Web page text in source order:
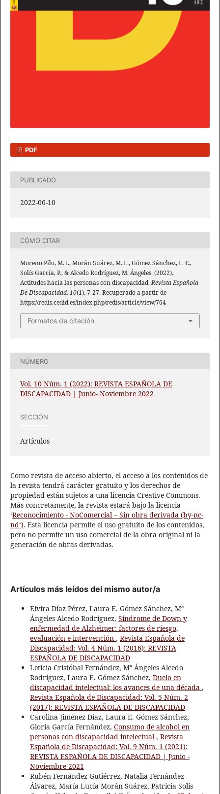
PDF
PUBLICADO
2022-06-10
CÓMO CITAR
Moreno Pilo, M. I., Morán Suárez, M. L., Gómez Sánchez, L. E.,
Solís García, P., & Alcedo Rodríguez, M. Ángeles. (2022).
Actitudes hacia las personas con discapacidad.Revista Española
De Discapacidad,10(1), 7-27. Recuperado a partir de
https://redis.cedid.es/index.php/redis/article/view/764
Formatos de citación
NÚMERO
Vol. 10 Núm. 1 (2022): REVISTA ESPAÑOLA DE
DISCAPACIDAD | Junio- Noviembre 2022
SECCIÓN
Artículos
Como revista de acceso abierto, el acceso a los contenidos de
la revista tendrá carácter gratuito y los derechos de
propiedad están sujetos a una licencia Creative Commons.
Más concretamente, la revista estará bajo la licencia
‘Reconocimiento - NoComercial – Sin obra derivada (by-nc-
nd’). Esta licencia permite el uso gratuito de los contenidos,
pero no permite un uso comercial de la obra original ni la
generación de obras derivadas.
Artículos más leídos del mismo autor/a
Elvira Díaz Pérez, Laura E. Gómez Sánchez, Mª
Ángeles Alcedo Rodríguez, Síndrome de Down y
enfermedad de Alzheimer: factores de riesgo,
evaluación e intervención , Revista Española de
Discapacidad: Vol. 4 Núm. 1 (2016): REVISTA
ESPAÑOLA DE DISCAPACIDAD
Leticia Cristóbal Fernández, Mª Ángeles Alcedo
Rodríguez, Laura E. Gómez Sánchez, Duelo en
discapacidad intelectual: los avances de una década ,
Revista Española de Discapacidad: Vol. 5 Núm. 2
(2017): REVISTA ESPAÑOLA DE DISCAPACIDAD
Carolina Jiménez Díaz, Laura E. Gómez Sánchez,
Gloria García Fernández, Consumo de alcohol en
personas con discapacidad intelectual, Revista
Española de Discapacidad: Vol. 9 Núm. 1 (2021):
REVISTA ESPAÑOLA DE DISCAPACIDAD | Junio -
Noviembre 2021
Rubén Fernández Gutiérrez, Natalia Fernández
Álvarez, María Lucía Morán Suárez, Patricia Solís